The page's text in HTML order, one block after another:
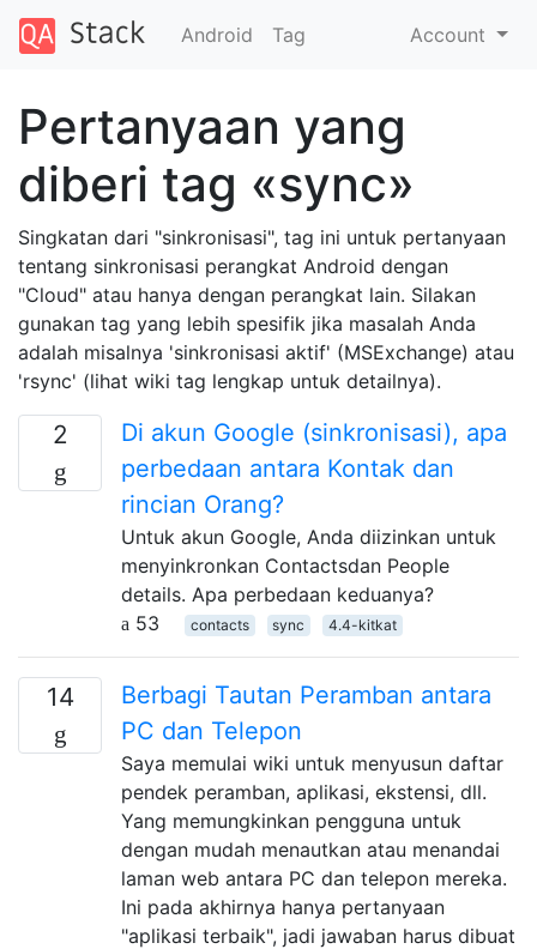
Android Tag Account
Pertanyaan yang
diberi tag «sync»
Singkatan dari "sinkronisasi", tag ini untuk pertanyaan
tentang sinkronisasi perangkat Android dengan
"Cloud" atau hanya dengan perangkat lain. Silakan
gunakan tag yang lebih spesifik jika masalah Anda
adalah misalnya 'sinkronisasi aktif' (MSExchange) atau
'rsync' (lihat wiki tag lengkap untuk detailnya).
2
Di akun Google (sinkronisasi), apa
perbedaan antara Kontak dan
rincian Orang?
Untuk akun Google, Anda diizinkan untuk
menyinkronkan Contactsdan People
details. Apa perbedaan keduanya?
53
contacts sync 4.4-kitkat
14
Berbagi Tautan Peramban antara
PC dan Telepon
Saya memulai wiki untuk menyusun daftar
pendek peramban, aplikasi, ekstensi, dll.
Yang memungkinkan pengguna untuk
dengan mudah menautkan atau menandai
laman web antara PC dan telepon mereka.
Ini pada akhirnya hanya pertanyaan
"aplikasi terbaik", jadi jawaban harus dibuat